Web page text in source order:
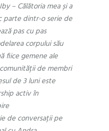
– Călătoria mea și a
parte dintr-o serie de
pas cu pas
corpului său
fiice gemene ale
de membri
de 3 luni este
activ în
de conversații pe